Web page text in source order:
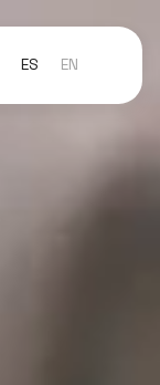
ES EN